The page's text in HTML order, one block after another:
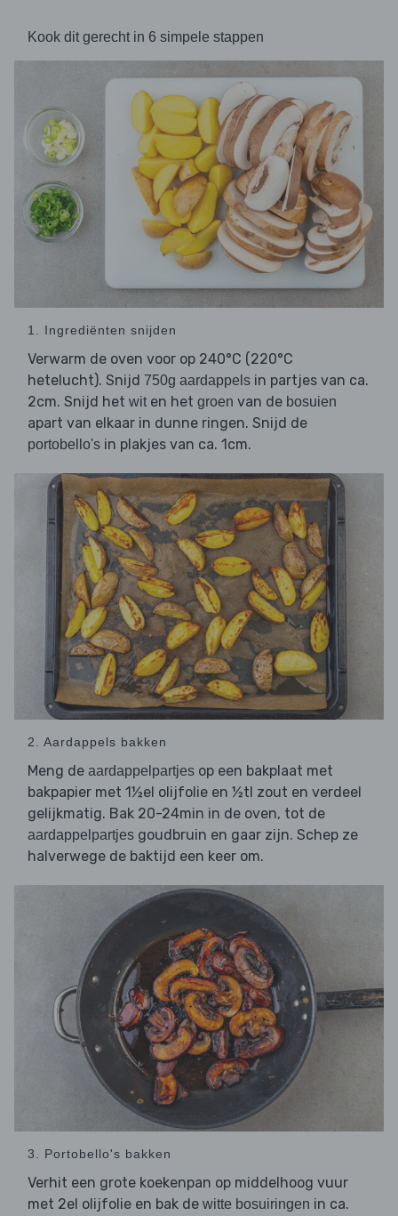
Kook dit gerecht in 6 simpele stappen
1. Ingrediënten snijden
Verwarm de oven voor op 240°C (220°C
hetelucht). Snijd 750g aardappels in partjes van ca.
2cm. Snijd het wit en het groen van de bosuien
apart van elkaar in dunne ringen. Snijd de
portobello's in plakjes van ca. 1cm.
2. Aardappels bakken
Meng de aardappelpartjes op een bakplaat met
bakpapier met 1½el olijfolie en ½tl zout en verdeel
gelijkmatig. Bak 20-24min in de oven, tot de
aardappelpartjes goudbruin en gaar zijn. Schep ze
halverwege de baktijd een keer om.
3. Portobello's bakken
Verhit een grote koekenpan op middelhoog vuur
met 2el olijfolie en bak de witte bosuiringen in ca.